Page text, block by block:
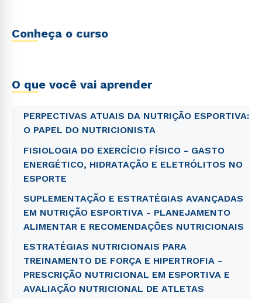
Conheça o curso
O que você vai aprender
PERPECTIVAS ATUAIS DA NUTRIÇÃO ESPORTIVA:
O PAPEL DO NUTRICIONISTA
FISIOLOGIA DO EXERCÍCIO FÍSICO - GASTO
ENERGÉTICO, HIDRATAÇÃO E ELETRÓLITOS NO
ESPORTE
SUPLEMENTAÇÃO E ESTRATÉGIAS AVANÇADAS
EM NUTRIÇÃO ESPORTIVA - PLANEJAMENTO
ALIMENTAR E RECOMENDAÇÕES NUTRICIONAIS
ESTRATÉGIAS NUTRICIONAIS PARA
TREINAMENTO DE FORÇA E HIPERTROFIA -
PRESCRIÇÃO NUTRICIONAL EM ESPORTIVA E
AVALIAÇÃO NUTRICIONAL DE ATLETAS